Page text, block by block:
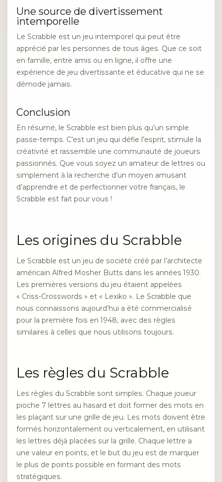
Une source de divertissement
intemporelle
Le Scrabble est un jeu intemporel qui peut être
apprécié par les personnes de tous âges. Que ce soit
en famille, entre amis ou en ligne, il offre une
expérience de jeu divertissante et éducative qui ne se
démode jamais.
Conclusion
En résumé, le Scrabble est bien plus qu’un simple
passe-temps. C’est un jeu qui défie l’esprit, stimule la
créativité et rassemble une communauté de joueurs
passionnés. Que vous soyez un amateur de lettres ou
simplement à la recherche d’un moyen amusant
d’apprendre et de perfectionner votre français, le
Scrabble est fait pour vous !
Les origines du Scrabble
Le Scrabble est un jeu de société créé par l’architecte
américain Alfred Mosher Butts dans les années 1930.
Les premières versions du jeu étaient appelées
« Criss-Crosswords » et « Lexiko ». Le Scrabble que
nous connaissons aujourd’hui a été commercialisé
pour la première fois en 1948, avec des règles
similaires à celles que nous utilisons toujours.
Les règles du Scrabble
Les règles du Scrabble sont simples. Chaque joueur
pioche 7 lettres au hasard et doit former des mots en
les plaçant sur une grille de jeu. Les mots doivent être
formés horizontalement ou verticalement, en utilisant
les lettres déjà placées sur la grille. Chaque lettre a
une valeur en points, et le but du jeu est de marquer
le plus de points possible en formant des mots
stratégiques.